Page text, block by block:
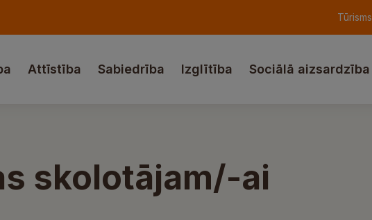
Tūrisms
Attīstība Sabiedrība Izglītība Sociālā aizsardzība
skolotājam/-ai